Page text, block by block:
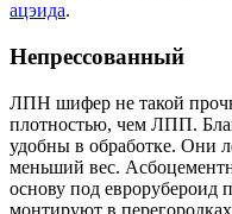
ацэида.
Непрессованный
ЛПН шифер не такой
плотностью, чем ЛПП.
удобны в обработке. Они
меньший вес.
основу под еврорубероид
монтируют в